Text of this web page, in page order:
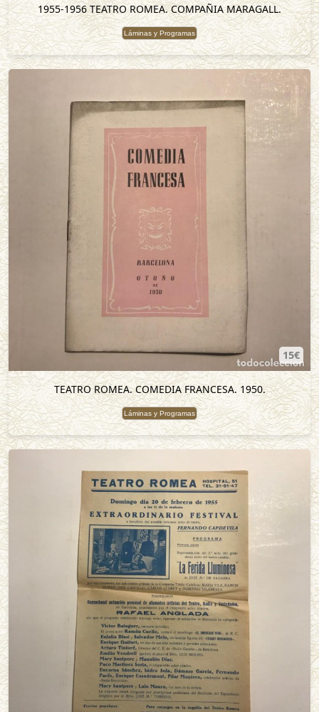
1955-1956 TEATRO ROMEA. COMPAÑIA MARAGALL.
Láminas y Programas
15€
TEATRO ROMEA. COMEDIA FRANCESA. 1950.
Láminas y Programas